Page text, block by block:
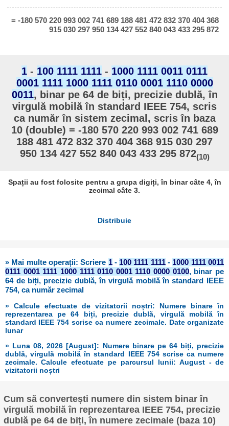
= -180 570 220 993 002 741 689 188 481 472 832 370 404 368
915 030 297 950 134 427 552 840 043 433 295 872
1 - 100 1111 1111 - 1000 1111 0011 0111
0001 1111 1000 1111 0110 0001 1110 0000
0011, binar pe 64 de biți, precizie dublă, în
virgulă mobilă în standard IEEE 754, scris
ca număr în sistem zecimal, scris în baza
10 (double) = -180 570 220 993 002 741 689
188 481 472 832 370 404 368 915 030 297
950 134 427 552 840 043 433 295 872(10)
Spații au fost folosite pentru a grupa digiți, în binar câte 4, în
zecimal câte 3.
Distribuie
» Mai multe operații: Scriere 1- 100 1111 1111- 1000 1111 0011
0111 0001 1111 1000 1111 0110 0001 1110 0000 0100, binar pe
64 de biți, precizie dublă, în virgulă mobilă în standard IEEE
754, ca număr zecimal
» Calcule efectuate de vizitatorii noștri: Numere binare în
reprezentarea pe 64 biți, precizie dublă, virgulă mobilă în
standard IEEE 754 scrise ca numere zecimale. Date organizate
lunar
» Luna 08, 2026 [August]: Numere binare pe 64 biți, precizie
dublă, virgulă mobilă în standard IEEE 754 scrise ca numere
zecimale. Calcule efectuate pe parcursul lunii: August - de
vizitatorii noștri
Cum să convertești numere din sistem binar în
virgulă mobilă în reprezentarea IEEE 754, precizie
dublă pe 64 de biți, în numere zecimale (baza 10)